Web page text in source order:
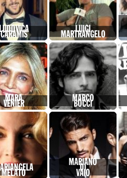
CARAMIS LUIGI
MARTRANGELO
MARA
VENIER MARCO
BOCCI
MELATO
MARIANO
DI
VAIO